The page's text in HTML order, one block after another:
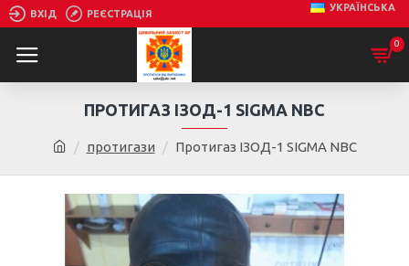
ВХІД РЕЄСТРАЦІЯ
УКРАЇНСЬКА
0
протигази Протигаз ІЗОД-1 SIGMA NBC
ПРОТИГАЗ ІЗОД-1 SIGMA NBC